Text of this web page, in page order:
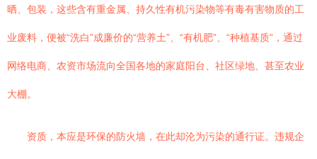
晒、包装，这些含有重金属、持久性有机污染物等有毒有害物质的工
业废料，便被“洗白”成廉价的“营养土”、“有机肥”、“种植基质”，通过
网络电商、农资市场流向全国各地的家庭阳台、社区绿地、甚至农业
大棚。
资质，本应是环保的防火墙，在此却沦为污染的通行证。违规企